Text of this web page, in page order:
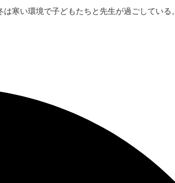
寒い環境で子どもたちと先生が過ごしている。